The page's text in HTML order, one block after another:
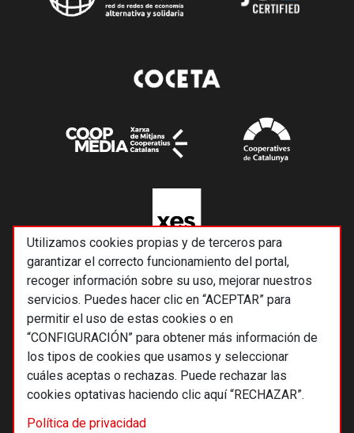
Utilizamos cookies propias y de terceros para
garantizar el correcto funcionamiento del portal,
recoger información sobre su uso, mejorar nuestros
servicios. Puedes hacer clic en “ACEPTAR” para
permitir el uso de estas cookies o en
“CONFIGURACIÓN” para obtener más información de
los tipos de cookies que usamos y seleccionar
cuáles aceptas o rechazas. Puede rechazar las
cookies optativas haciendo clic aquí “RECHAZAR”.
Política de privacidad
© 2026 Alternativas económicas SCCL
Footer